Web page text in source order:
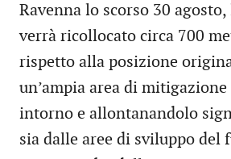
Ravenna lo scorso 30
verrà ricollocato circa 700
rispetto alla posizione
un’ampia area di mitigazione
intorno e allontanandolo
sia dalle aree di sviluppo del